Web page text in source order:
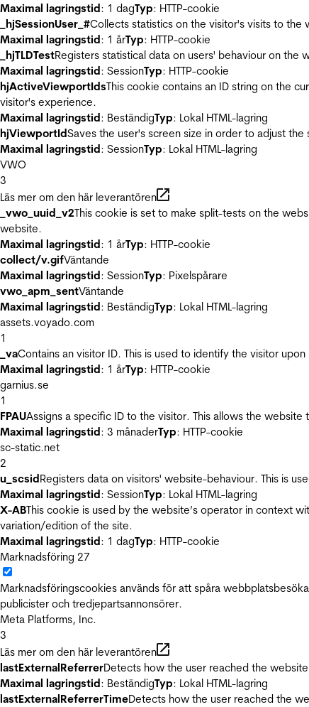
Maximal lagringstid: 1 dagTyp: HTTP-cookie
_hjSessionUser_#Collects statistics on the visitor's visits to
Maximal lagringstid: 1 årTyp: HTTP-cookie
_hjTLDTestRegisters statistical data on users' behaviour on
Maximal lagringstid: SessionTyp: HTTP-cookie
hjActiveViewportIdsThis cookie contains an ID string on the
visitor's experience.
Maximal lagringstid: BeständigTyp: Lokal HTML-lagring
hjViewportIdSaves the user's screen size in order to adjust
Maximal lagringstid: SessionTyp: Lokal HTML-lagring
VWO
3
Läs mer om den här leverantören
_vwo_uuid_v2This cookie is set to make split-tests on the
website.
Maximal lagringstid: 1 årTyp: HTTP-cookie
collect/v.gifVäntande
Maximal lagringstid: SessionTyp: Pixelspårare
vwo_apm_sentVäntande
Maximal lagringstid: BeständigTyp: Lokal HTML-lagring
assets.voyado.com
1
_vaContains an visitor ID. This is used to identify the visitor
Maximal lagringstid: 1 årTyp: HTTP-cookie
garnius.se
1
FPAUAssigns a specific ID to the visitor. This allows the
Maximal lagringstid: 3 månaderTyp: HTTP-cookie
sc-static.net
2
u_scsidRegisters data on visitors' website-behaviour. This is
Maximal lagringstid: SessionTyp: Lokal HTML-lagring
X-ABThis cookie is used by the website’s operator in context
variation/edition of the site.
Maximal lagringstid: 1 dagTyp: HTTP-cookie
Marknadsföring 27
Marknadsföringscookies används för att spåra
publicister och tredjepartsannonsörer.
Meta Platforms, Inc.
3
Läs mer om den här leverantören
lastExternalReferrerDetects how the user reached the
Maximal lagringstid: BeständigTyp: Lokal HTML-lagring
lastExternalReferrerTimeDetects how the user reached the